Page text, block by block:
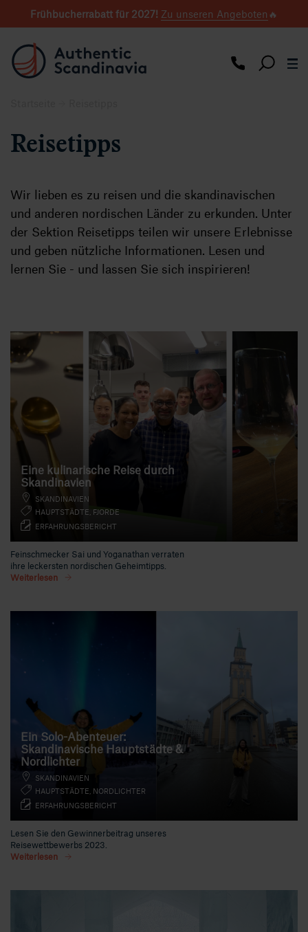
Frühbucherrabatt für 2027! Zu unseren Angeboten 🔥
Reisetipps
Wir lieben es zu reisen und die skandinavischen
und anderen nordischen Länder zu erkunden. Unter
der Sektion Reisetipps teilen wir unsere Erlebnisse
und geben nützliche Informationen. Lesen und
lernen Sie - und lassen Sie sich inspirieren!
Eine kulinarische Reise durch
Skandinavien
SKANDINAVIEN
HAUPTSTÄDTE, FJORDE
ERFAHRUNGSBERICHT
Feinschmecker Sai und Yoganathan verraten
ihre leckersten nordischen Geheimtipps.
Weiterlesen
Ein Solo-Abenteuer:
Skandinavische Hauptstädte &
Nordlichter
SKANDINAVIEN
HAUPTSTÄDTE, NORDLICHTER
ERFAHRUNGSBERICHT
Lesen Sie den Gewinnerbeitrag unseres
Reisewettbewerbs 2023.
Weiterlesen